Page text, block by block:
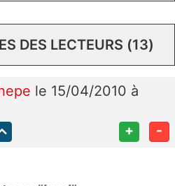
DES LECTEURS (13)
le 15/04/2010 à
+ -